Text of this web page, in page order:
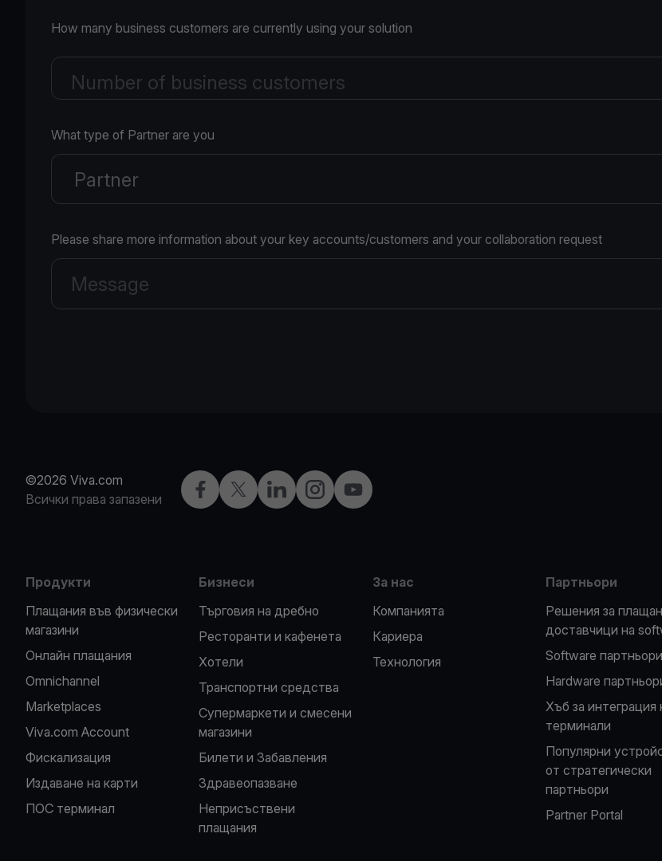
How many business customers are currently using your solution
Number of business customers
What type of Partner are you
Please share more information about your key accounts/customers and your collaboration request
©2026 Viva.com
Всички права запазени
Facebook
X LinkedInInstagramYouTube
Продукти
Плащания във физически
магазини
Oнлайн плащания
Omnichannel
Marketplaces
Viva.com Account
Фискализация
Издаване на карти
ПОС терминал
Бизнеси
Търговия на дребно
Ресторанти и кафенета
Хотели
Транспортни средства
Супермаркети и смесени
магазини
Билети и Забавления
Здравеопазване
Неприсъствени
плащания
За нас
Компанията
Кариера
Технология
Партньори
Решения за
доставчици на
Software партньори
Hardware
Хъб за интеграция
терминали
Популярни
от стратегически
партньори
Partner Portal